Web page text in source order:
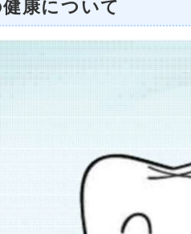
康について